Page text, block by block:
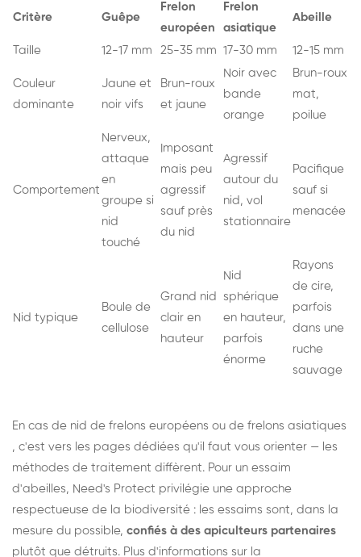
Critère Guêpe
Frelon
européen
Frelon
asiatique
Abeille
Taille 12-17 mm 25-35 mm 17-30 mm 12-15 mm
Couleur
dominante
Jaune et
noir vifs
Brun-roux
et jaune
Noir avec
bande
orange
Brun-roux
mat,
poilue
Comportement
Nerveux,
attaque
en
groupe si
nid
touché
Imposant
mais peu
agressif
sauf près
du nid
Agressif
autour du
nid, vol
stationnaire
Pacifique
sauf si
menacée
Nid typique
Boule de
cellulose
Grand nid
clair en
hauteur
Nid
sphérique
en hauteur,
parfois
énorme
Rayons
de cire,
parfois
dans une
ruche
sauvage
En cas de nid de frelons européens ou de frelons asiatiques
, c'est vers les pages dédiées qu'il faut vous orienter — les
méthodes de traitement diffèrent. Pour un essaim
d'abeilles, Need's Protect privilégie une approche
respectueuse de la biodiversité : les essaims sont, dans la
mesure du possible, confiés à des apiculteurs partenaires
plutôt que détruits. Plus d'informations sur la